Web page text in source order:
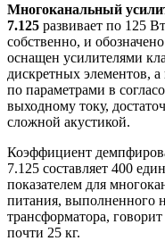
Многоканальный
7.125 развивает по 125
собственно, и
оснащен усилителями
дискретных элементов,
по параметрами в
выходному току,
сложной акустикой.
Коэффициент
7.125 составляет 400
показателем для
питания, выполненного
трансформатора,
почти 25 кг.